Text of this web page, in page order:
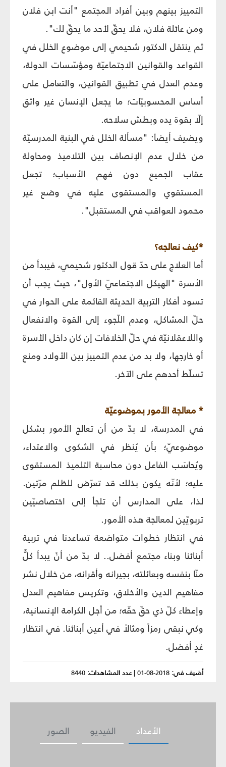
التمييز بينهم وبين أفراد المجتمع "أنت ابن فلان
ومن عائلة فلان، فلا يحقّ لأحد ما يحقّ لك".
ثم ينتقل الدكتور شحيمي إلى موضوع الخلل في
القواعد والقوانين الاجتماعيّة ومؤسّسات الدولة،
وعدم العدل في تطبيق القوانين، والتعامل على
أساس المحسوبيّات؛ ما يجعل الإنسان غير واثق
إلّا بقوة يده وبطش سلاحه.
ويضيف أيضاً: "مسألة الخلل في البنية المدرسيّة
من خلال عدم الإنصاف بين التلاميذ ومحاولة
عقاب الجميع دون فهم الأسباب؛ تجعل
المستقوي والمستقوى عليه في وضع غير
محمود العواقب في المستقبل".
*كيف نعالجه؟
أما العلاج على حدّ قول الدكتور شحيمي، فيبدأ من
الأسرة "الهيكل الاجتماعيّ الأول"، حيث يجب أن
تسود أفكار التربية الحديثة القائمة على الحوار في
حلّ المشاكل، وعدم اللّجوء إلى القوة والانفعال
واللاعقلانيّة في حلّ الخلافات إن كان داخل الأسرة
أو خارجها، ولا بد من عدم التمييز بين الأولاد ومنع
تسلّط أحدهم على الآخر.
* معالجة الأمور بموضوعيّة
في المدرسة، لا بدّ من أن تعالج الأمور بشكل
موضوعيّ؛ بأن يُنظر في الشكوى والاعتداء،
ويُحاسَب الفاعل دون محاسبة التلميذ المستقوى
عليه؛ لأنّه يكون بذلك قد تعرّض للظلم مرّتين.
لذا، على المدارس أن تلجأ إلى اختصاصيّين
تربويّين لمعالجة هذه الأمور.
في انتظار خطوات متواضعة تساعدنا في تربية
أبنائنا وبناء مجتمع أفضل.. لا بدّ من أنْ يبدأ كلٌّ
منّا بنفسه وبعائلته، بجيرانه وأقرانه، من خلال نشر
مفاهيم الدين والأخلاق، وتكريس مفاهيم العدل
وإعطاء كلّ ذي حقّ حقّه؛ من أجل الكرامة الإنسانية،
وكي نبقى رمزاً ومثالاً في أعين أبنائنا. في انتظار
غدٍ أفضل.
أضيف في: 2018-08-01
|عدد المشاهدات: 8440
الصور الفيديو الأعداد